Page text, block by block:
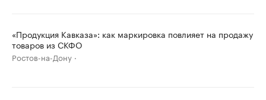
«Продукция Кавказа»: как маркировка повлияет на продажу
товаров из СКФО
Ростов-на-Дону